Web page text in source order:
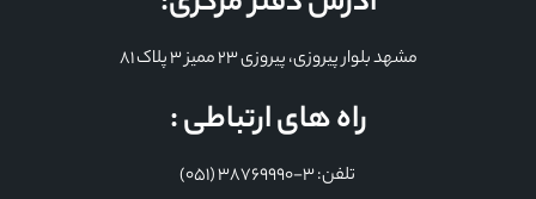
مشهد بلوار پیروزی، پیروزی 23 ممیز 3 پلاک 81
راه های ارتباطی :
تلفن: 3-38769990 (051)